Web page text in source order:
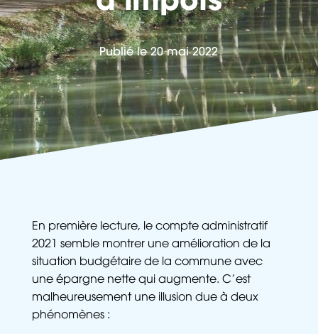
Publié le 20 mai 2022
En première lecture, le compte administratif
2021 semble montrer une amélioration de la
situation budgétaire de la commune avec
une épargne nette qui augmente. C’est
malheureusement une illusion due à deux
phénomènes :